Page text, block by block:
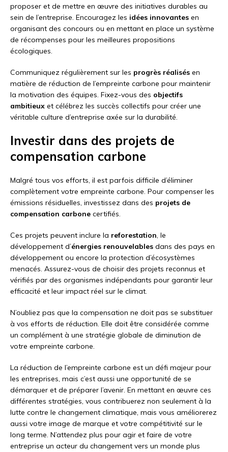
proposer et de mettre en œuvre des initiatives durables au
sein de l’entreprise. Encouragez les idées innovantes en
organisant des concours ou en mettant en place un système
de récompenses pour les meilleures propositions
écologiques.
Communiquez régulièrement sur les progrès réalisés en
matière de réduction de l’empreinte carbone pour maintenir
la motivation des équipes. Fixez-vous des objectifs
ambitieux et célébrez les succès collectifs pour créer une
véritable culture d’entreprise axée sur la durabilité.
Investir dans des projets de
compensation carbone
Malgré tous vos efforts, il est parfois difficile d’éliminer
complètement votre empreinte carbone. Pour compenser les
émissions résiduelles, investissez dans des projets de
compensation carbone certifiés.
Ces projets peuvent inclure la reforestation, le
développement d’énergies renouvelables dans des pays en
développement ou encore la protection d’écosystèmes
menacés. Assurez-vous de choisir des projets reconnus et
vérifiés par des organismes indépendants pour garantir leur
efficacité et leur impact réel sur le climat.
N’oubliez pas que la compensation ne doit pas se substituer
à vos efforts de réduction. Elle doit être considérée comme
un complément à une stratégie globale de diminution de
votre empreinte carbone.
La réduction de l’empreinte carbone est un défi majeur pour
les entreprises, mais c’est aussi une opportunité de se
démarquer et de préparer l’avenir. En mettant en œuvre ces
différentes stratégies, vous contribuerez non seulement à la
lutte contre le changement climatique, mais vous améliorerez
aussi votre image de marque et votre compétitivité sur le
long terme. N’attendez plus pour agir et faire de votre
entreprise un acteur du changement vers un monde plus